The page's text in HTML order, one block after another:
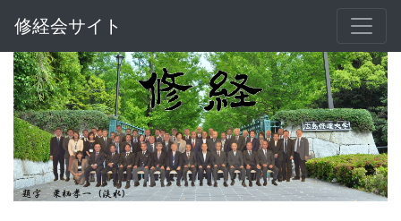
修経会サイト